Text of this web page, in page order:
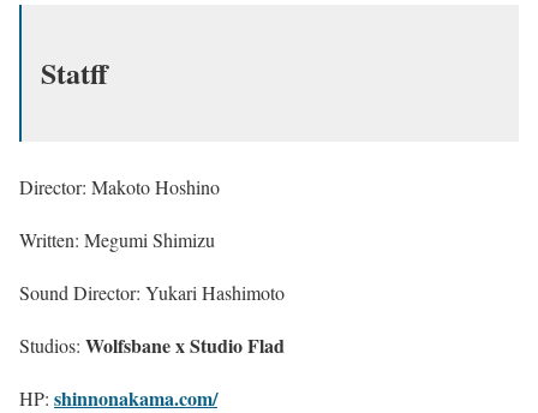
Statff
Director: Makoto Hoshino
Written: Megumi Shimizu
Sound Director: Yukari Hashimoto
Studios: WolfsbanexStudio Flad
HP: shinnonakama.com/